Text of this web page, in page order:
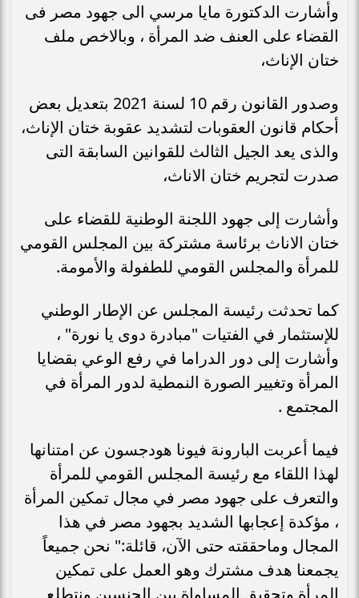
وأشارت الدكتورة مايا مرسي الى جهود مصر فى
القضاء على العنف ضد المرأة ، وبالاخص ملف
ختان الإناث،
وصدور القانون رقم 10 لسنة 2021 بتعديل بعض
أحكام قانون العقوبات لتشديد عقوبة ختان الإناث،
والذى يعد الجيل الثالث للقوانين السابقة التى
صدرت لتجريم ختان الاناث،
وأشارت إلى جهود اللجنة الوطنية للقضاء على
ختان الاناث برئاسة مشتركة بين المجلس القومي
للمرأة والمجلس القومي للطفولة والأمومة.
كما تحدثت رئيسة المجلس عن الإطار الوطني
للإستثمار في الفتيات "مبادرة دوى يا نورة" ،
وأشارت إلى دور الدراما في رفع الوعي بقضايا
المرأة وتغيير الصورة النمطية لدور المرأة في
المجتمع .
فيما أعربت البارونة فيونا هودجسون عن امتنانها
لهذا اللقاء مع رئيسة المجلس القومي للمرأة
والتعرف على جهود مصر في مجال تمكين المرأة
، مؤكدة إعجابها الشديد بجهود مصر في هذا
المجال وماحققته حتى الآن، قائلة:" نحن جميعاً
يجمعنا هدف مشترك وهو العمل على تمكين
المرأة وتحقيق المساواة بين الجنسين ونتطلع